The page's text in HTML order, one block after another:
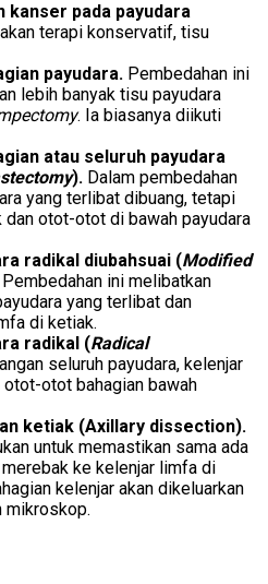
kanser pada payudara
terapi konservatif, tisu
payudara. Pembedahan ini
lebih banyak tisu payudara
. Ia biasanya diikuti
atau seluruh payudara
). Dalam pembedahan
yang terlibat dibuang, tetapi
otot-otot di bawah payudara
radikal diubahsuai (Modified
Pembedahan ini melibatkan
yang terlibat dan
di ketiak.
radikal (Radical
seluruh payudara, kelenjar
otot bahagian bawah
ketiak (Axillary dissection).
untuk memastikan sama ada
ke kelenjar limfa di
kelenjar akan dikeluarkan
mikroskop.